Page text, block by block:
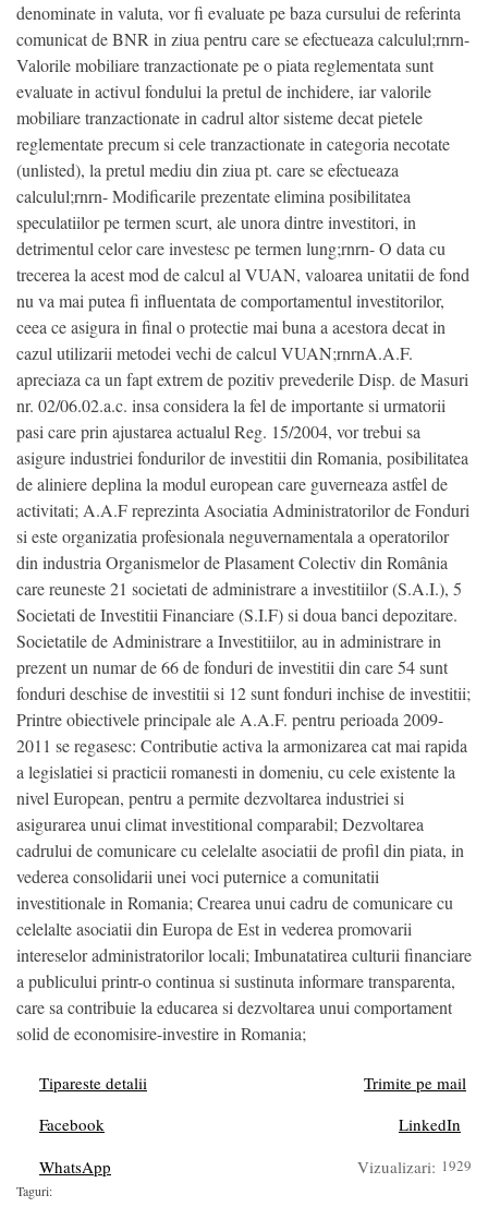
denominate in valuta, vor fi evaluate pe baza cursului de referinta
comunicat de BNR in ziua pentru care se efectueaza calculul;rnrn-
Valorile mobiliare tranzactionate pe o piata reglementata sunt
evaluate in activul fondului la pretul de inchidere, iar valorile
mobiliare tranzactionate in cadrul altor sisteme decat pietele
reglementate precum si cele tranzactionate in categoria necotate
(unlisted), la pretul mediu din ziua pt. care se efectueaza
calculul;rnrn- Modificarile prezentate elimina posibilitatea
speculatiilor pe termen scurt, ale unora dintre investitori, in
detrimentul celor care investesc pe termen lung;rnrn- O data cu
trecerea la acest mod de calcul al VUAN, valoarea unitatii de fond
nu va mai putea fi influentata de comportamentul investitorilor,
ceea ce asigura in final o protectie mai buna a acestora decat in
cazul utilizarii metodei vechi de calcul VUAN;rnrnA.A.F.
apreciaza ca un fapt extrem de pozitiv prevederile Disp. de Masuri
nr. 02/06.02.a.c. insa considera la fel de importante si urmatorii
pasi care prin ajustarea actualul Reg. 15/2004, vor trebui sa
asigure industriei fondurilor de investitii din Romania, posibilitatea
de aliniere deplina la modul european care guverneaza astfel de
activitati; A.A.F reprezinta Asociatia Administratorilor de Fonduri
si este organizatia profesionala neguvernamentala a operatorilor
din industria Organismelor de Plasament Colectiv din România
care reuneste 21 societati de administrare a investitiilor (S.A.I.), 5
Societati de Investitii Financiare (S.I.F) si doua banci depozitare.
Societatile de Administrare a Investitiilor, au in administrare in
prezent un numar de 66 de fonduri de investitii din care 54 sunt
fonduri deschise de investitii si 12 sunt fonduri inchise de investitii;
Printre obiectivele principale ale A.A.F. pentru perioada 2009-
2011 se regasesc: Contributie activa la armonizarea cat mai rapida
a legislatiei si practicii romanesti in domeniu, cu cele existente la
nivel European, pentru a permite dezvoltarea industriei si
asigurarea unui climat investitional comparabil; Dezvoltarea
cadrului de comunicare cu celelalte asociatii de profil din piata, in
vederea consolidarii unei voci puternice a comunitatii
investitionale in Romania; Crearea unui cadru de comunicare cu
celelalte asociatii din Europa de Est in vederea promovarii
intereselor administratorilor locali; Imbunatatirea culturii financiare
a publicului printr-o continua si sustinuta informare transparenta,
care sa contribuie la educarea si dezvoltarea unui comportament
solid de economisire-investire in Romania;
Tipareste detalii
Trimite pe mail
Facebook
LinkedIn
WhatsApp
Vizualizari: 1929
Taguri: